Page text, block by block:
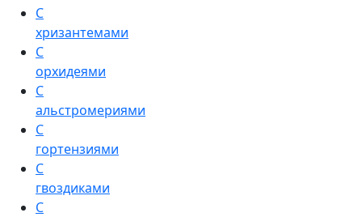
С
хризантемами
С
орхидеями
С
альстромериями
С
гортензиями
С
гвоздиками
С